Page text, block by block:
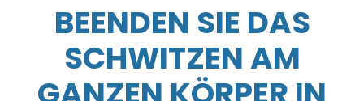
BEENDEN SIE DAS
SCHWITZEN AM